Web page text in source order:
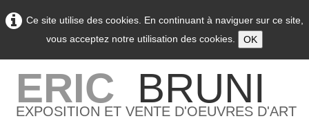
Ce site utilise des cookies. En continuant à naviguer sur ce site,
vous acceptez notre utilisation des cookies.
OK
ERIC BRUNI
EXPOSITION ET VENTE D'OEUVRES D'ART